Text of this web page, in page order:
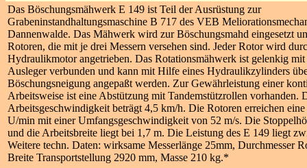
Das Böschungsmähwerk E 149 ist Teil der Ausrüstung zur
Grabeninstandhaltungsmaschine B 717 des VEB
Dannenwalde. Das Mähwerk wird zur Böschungsmahd eingesetzt
Rotoren, die mit je drei Messern versehen sind. Jeder Rotor wird
Hydraulikmotor angetrieben. Das Rotationsmähwerk ist gelenkig mit
Ausleger verbunden und kann mit Hilfe eines Hydraulikzylinders
Böschungsneigung angepaßt werden. Zur Gewährleistung einer
Arbeitsweise ist eine Abstützung mit Tandemstützrollen vorhanden.
Arbeitsgeschwindigkeit beträgt 4,5 km/h. Die Rotoren erreichen
U/min mit einer Umfangsgeschwindigkeit von 52 m/s. Die
und die Arbeitsbreite liegt bei 1,7 m. Die Leistung des E 149 liegt
Weitere techn. Daten: wirksame Messerlänge 25mm, Durchmesser
Breite Transportstellung 2920 mm, Masse 210 kg.*